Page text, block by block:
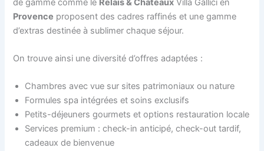
de gamme comme le Relais & Châteaux Villa Gallici en
Provence proposent des cadres raffinés et une gamme
d’extras destinée à sublimer chaque séjour.
On trouve ainsi une diversité d’offres adaptées :
Chambres avec vue sur sites patrimoniaux ou nature
Formules spa intégrées et soins exclusifs
Petits-déjeuners gourmets et options restauration locale
Services premium : check-in anticipé, check-out tardif,
cadeaux de bienvenue